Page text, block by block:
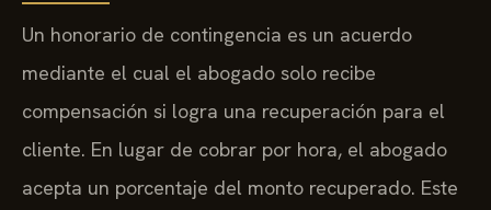
Un honorario de contingencia es un acuerdo
mediante el cual el abogado solo recibe
compensación si logra una recuperación para el
cliente. En lugar de cobrar por hora, el abogado
acepta un porcentaje del monto recuperado. Este